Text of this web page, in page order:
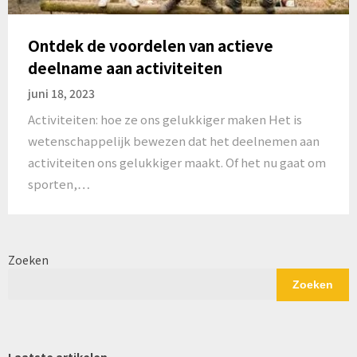
Ontdek de voordelen van actieve
deelname aan activiteiten
juni 18, 2023
Activiteiten: hoe ze ons gelukkiger maken Het is
wetenschappelijk bewezen dat het deelnemen aan
activiteiten ons gelukkiger maakt. Of het nu gaat om
sporten,…
Zoeken
Zoeken